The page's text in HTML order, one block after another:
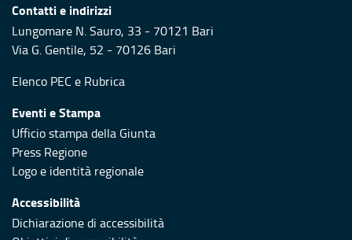
Contatti e indirizzi
Lungomare N. Sauro, 33 - 70121 Bari
Via G. Gentile, 52 - 70126 Bari
Elenco PEC e Rubrica
Eventi e Stampa
Ufficio stampa della Giunta
Press Regione
Logo e identità regionale
Accessibilità
Dichiarazione di accessibilità